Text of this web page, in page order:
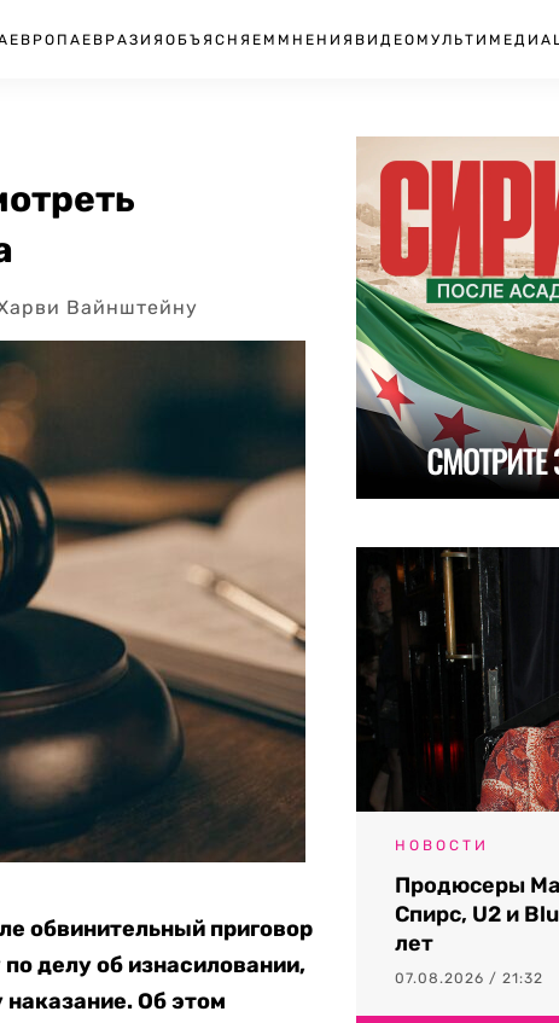
ЕВРОПА ЕВРАЗИЯ ОБЪЯСНЯЕМ МНЕНИЯ ВИДЕО МУЛЬТИМЕДИА
Вайнштейну
обвинительный приговор
делу об изнасиловании,
наказание. Об этом
НОВОСТИ
Продюсеры
Спирс, U2 и
лет
07.08.2026 / 21:32